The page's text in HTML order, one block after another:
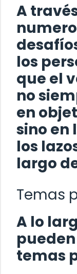
A
los
que el
no
en
sino en
los
largo
Temas
A lo
temas